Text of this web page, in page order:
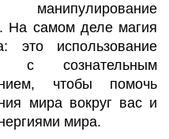
На самом деле магия
это использование
с сознательным
чтобы помочь
мира вокруг вас и
мира.